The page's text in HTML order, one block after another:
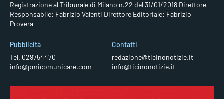
Registrazione al Tribunale di Milano n.22 del 31/01/2018 Direttore
Responsabile: Fabrizio Valenti Direttore Editoriale: Fabrizio
Provera
Pubblicità
Tel. 029754470
info@pmicomunicare.com
Contatti
redazione@ticinonotizie.it
info@ticinonotizie.it